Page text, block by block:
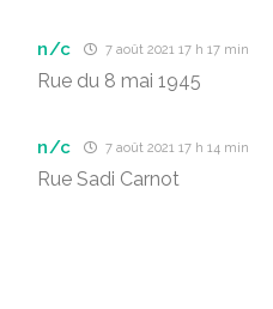
n/c 7 août 2021 17 h 17 min
Rue du 8 mai 1945
n/c 7 août 2021 17 h 14 min
Rue Sadi Carnot